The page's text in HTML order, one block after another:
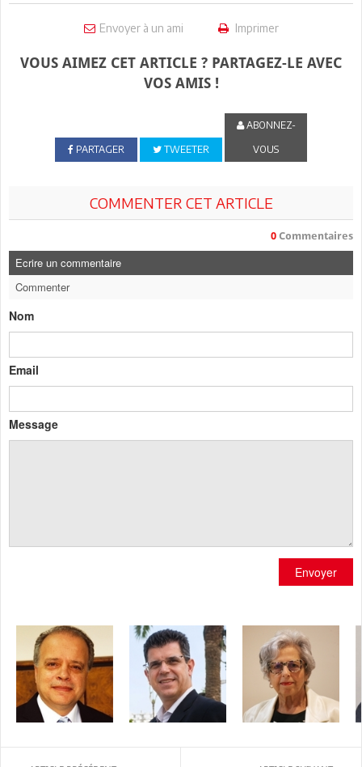
Envoyer à un ami Imprimer
VOUS AIMEZ CET ARTICLE ? PARTAGEZ-LE AVEC
VOS AMIS !
PARTAGER TWEETER
ABONNEZ-
VOUS
COMMENTER CET ARTICLE
0 Commentaires
Ecrire un commentaire
Commenter
Nom
Email
Message
Envoyer